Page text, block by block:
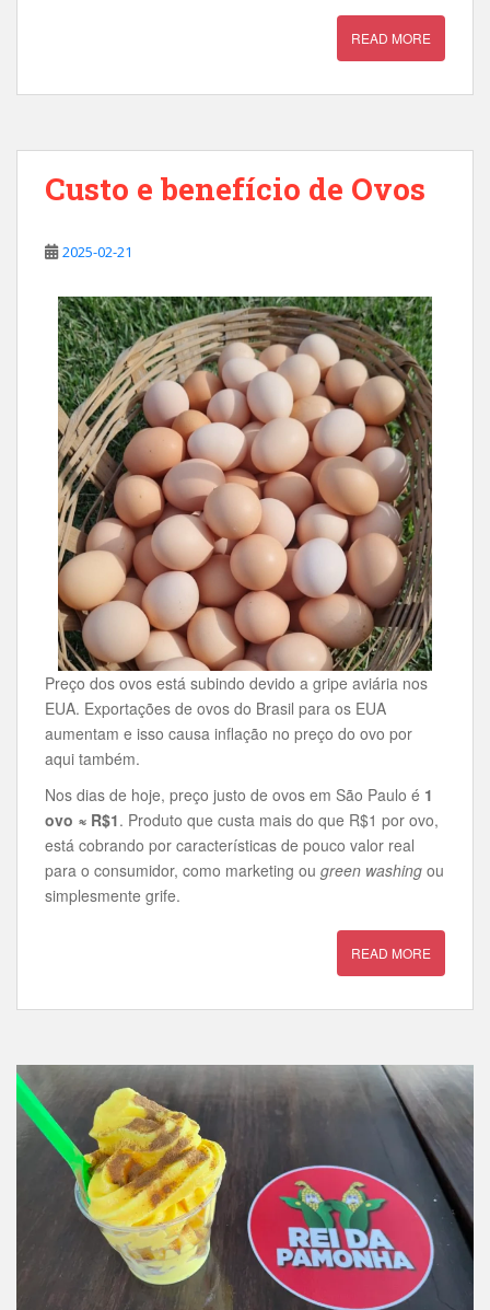
READ MORE
Custo e benefício de Ovos
2025-02-21
Preço dos ovos está subindo devido a gripe aviária nos
EUA. Exportações de ovos do Brasil para os EUA
aumentam e isso causa inflação no preço do ovo por
aqui também.
Nos dias de hoje, preço justo de ovos em São Paulo é 1
ovo ≈ R$1. Produto que custa mais do que R$1 por ovo,
está cobrando por características de pouco valor real
para o consumidor, como marketing ou green washing ou
simplesmente grife.
READ MORE